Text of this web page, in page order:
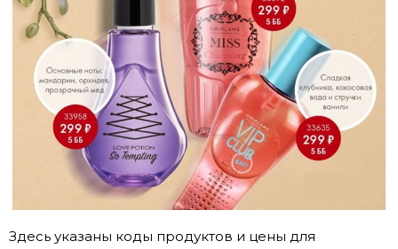
Здесь указаны коды продуктов и цены для